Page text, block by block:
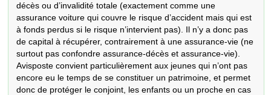
décès ou d’invalidité totale (exactement comme une
assurance voiture qui couvre le risque d’accident mais qui est
à fonds perdus si le risque n’intervient pas). Il n’y a donc pas
de capital à récupérer, contrairement à une assurance-vie (ne
surtout pas confondre assurance-décès et assurance-vie).
Avisposte convient particulièrement aux jeunes qui n’ont pas
encore eu le temps de se constituer un patrimoine, et permet
donc de protéger le conjoint, les enfants ou un proche en cas